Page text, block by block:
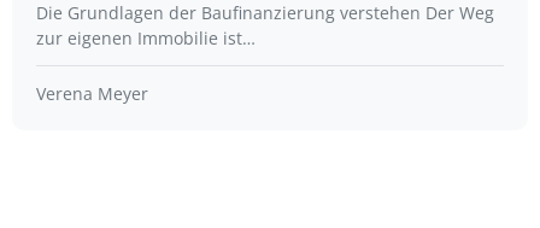
Die Grundlagen der Baufinanzierung verstehen Der Weg
zur eigenen Immobilie ist…
Verena Meyer